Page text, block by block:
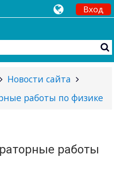
Вход
Новости сайта
работы по физике
работы